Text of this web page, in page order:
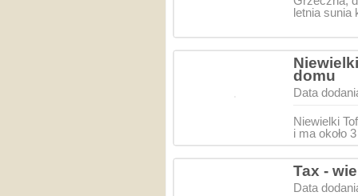
letnia
domu
Data
Niewielki
i ma około
Tax -
Data